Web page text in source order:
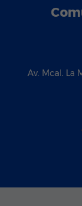
Av. Mcal. La